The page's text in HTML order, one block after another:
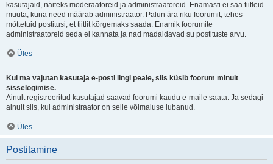
kasutajaid, näiteks moderaatoreid ja administraatoreid. Enamasti ei saa tiitleid
muuta, kuna need määrab administraator. Palun ära riku foorumit, tehes
mõttetuid postitusi, et tiitlit kõrgemaks saada. Enamik foorumite
administraatoreid seda ei kannata ja nad madaldavad su postituste arvu.
Üles
Kui ma vajutan kasutaja e-posti lingi peale, siis küsib foorum minult
sisselogimise.
Ainult registreeritud kasutajad saavad foorumi kaudu e-maile saata. Ja sedagi
ainult siis, kui administraator on selle võimaluse lubanud.
Üles
Postitamine